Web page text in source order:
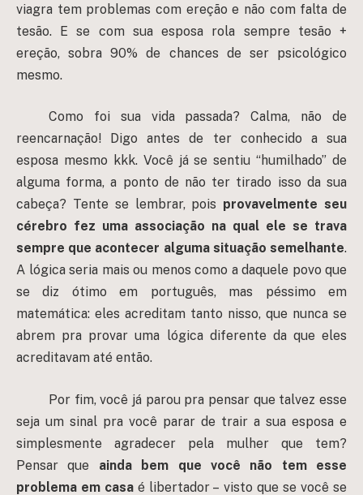
viagra tem problemas com ereção e não com falta de
tesão. E se com sua esposa rola sempre tesão +
ereção, sobra 90% de chances de ser psicológico
mesmo.
Como foi sua vida passada? Calma, não de
reencarnação! Digo antes de ter conhecido a sua
esposa mesmo kkk. Você já se sentiu “humilhado” de
alguma forma, a ponto de não ter tirado isso da sua
cabeça? Tente se lembrar, pois provavelmente seu
cérebro fez uma associação na qual ele se trava
sempre que acontecer alguma situação semelhante.
A lógica seria mais ou menos como a daquele povo que
se diz ótimo em português, mas péssimo em
matemática: eles acreditam tanto nisso, que nunca se
abrem pra provar uma lógica diferente da que eles
acreditavam até então.
Por fim, você já parou pra pensar que talvez esse
seja um sinal pra você parar de trair a sua esposa e
simplesmente agradecer pela mulher que tem?
Pensar que ainda bem que você não tem esse
problema em casa é libertador – visto que se você se